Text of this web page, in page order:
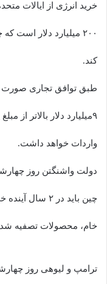
خرید انرژی از ایالات
کند.
واردات خواهد داشت.
دولت واشنگتن روز
چین باید در ۲
خام، محصولات تصفیه
ترامپ و لیوهی روز